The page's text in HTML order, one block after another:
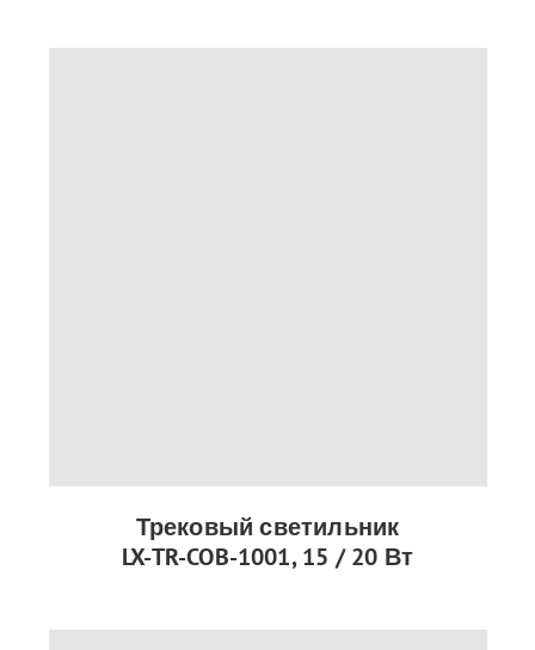
Трековый светильник
LX-TR-COB-1001, 15 / 20 Вт